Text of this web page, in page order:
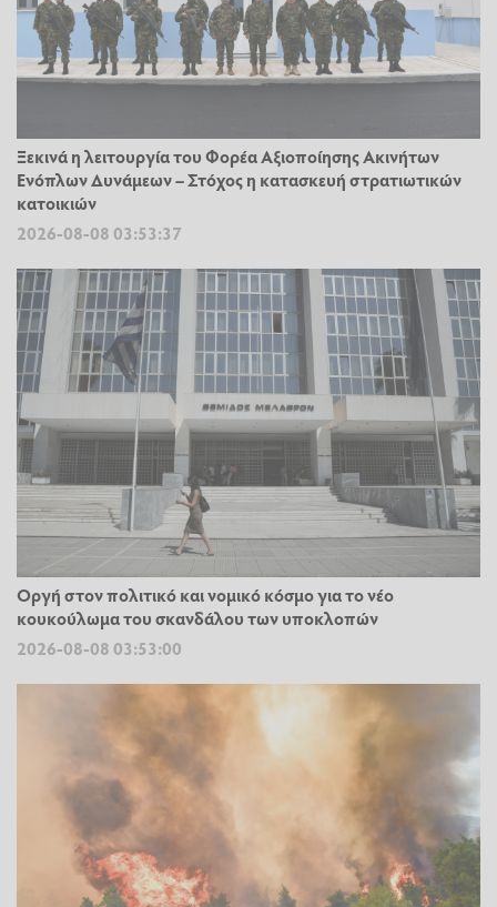
Ξεκινά η λειτουργία του Φορέα Αξιοποίησης Ακινήτων
Ενόπλων Δυνάμεων – Στόχος η κατασκευή στρατιωτικών
κατοικιών
2026-08-08 03:53:37
Οργή στον πολιτικό και νομικό κόσμο για το νέο
κουκούλωμα του σκανδάλου των υποκλοπών
2026-08-08 03:53:00